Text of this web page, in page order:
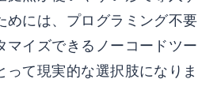
めには、プログラミング不要
マイズできるノーコードツー
って現実的な選択肢になりま